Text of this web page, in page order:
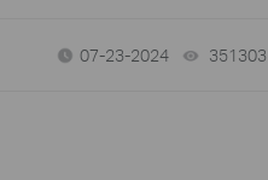
07-23-2024 351303